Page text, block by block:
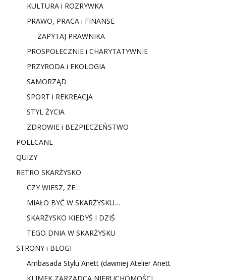
KULTURA i ROZRYWKA
PRAWO, PRACA i FINANSE
ZAPYTAJ PRAWNIKA
PROSPOŁECZNIE i CHARYTATYWNIE
PRZYRODA i EKOLOGIA
SAMORZĄD
SPORT i REKREACJA
STYL ŻYCIA
ZDROWIE i BEZPIECZEŃSTWO
POLECANE
QUIZY
RETRO SKARŻYSKO
CZY WIESZ, ŻE…
MIAŁO BYĆ W SKARŻYSKU…
SKARŻYSKO KIEDYŚ I DZIŚ
TEGO DNIA W SKARŻYSKU
STRONY i BLOGI
Ambasada Stylu Anett (dawniej Atelier Anett
KLIMEK ZARZĄDCA NIERUCHOMOŚCI